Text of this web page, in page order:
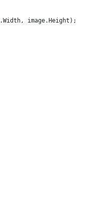
.Width, image. Height ) ;